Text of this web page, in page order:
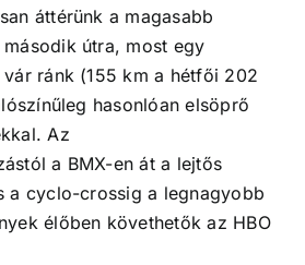
áttérünk a magasabb
útra, most egy
ránk (155 km a hétfői 202
hasonlóan elsöprő
Az
a BMX-en át a lejtős
a cyclo-crossig a legnagyobb
élőben követhetők az HBO